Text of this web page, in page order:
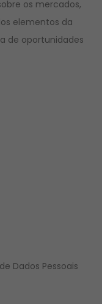
os mercados,
elementos da
de oportunidades
Dados Pessoais